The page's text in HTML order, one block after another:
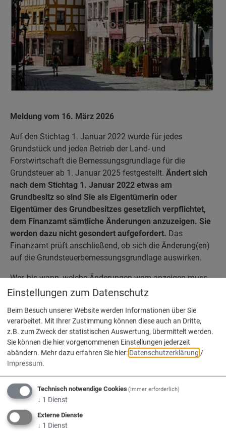
Meldung vom 16. März 2026
Auf den Stichtag 1. Januar 2022 wurde für jedes
Grundstück und jeden Betrieb der Land- und
Forstwirtschaft die Bemessungsgrundlage für die
Grundsteuer ab 1. Januar 2025 festgestellt. Ändert sich
nach dem Stichtag 1. Januar 2022 etwas am
Grundbesitz so sind Sie als Eigentümerin oder
Eigentümer des Grundbesitzes gesetzlich verpflichtet,
dem Finanzamt sämtliche Änderungen anzuzeigen. Sie
werden dazu nicht gesondert aufgefordert. Das
Finanzamt prüft anschließend, ob sich die Änderung(en)
auf die Grundsteuerbemessungsgrundlage auswirken.
Wer, bis wann, welche Änderungen wem anzeigen muss,
entnehmen Sie bitte dem beigefügten Flyer.
Flyer | Grundsteuer in Bayern - Anzeige von
Änderungen
Einstellungen zum Datenschutz
Beim Besuch unserer Website werden Informationen über Sie
verarbeitet. Mit Ihrer Zustimmung können diese auch an Dritte,
z.B. zum Zweck der statistischen Auswertung, übermittelt werden.
Sie können die hier vorgenommenen Einstellungen jederzeit
abändern. Mehr dazu erfahren Sie hier:Datenschutzerklärung /
Impressum.
Technisch notwendige Cookies(immer erforderlich)
↓ 1 Dienst
Externe Dienste
↓ 1 Dienst